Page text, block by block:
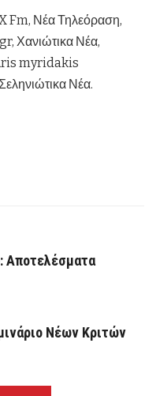
Fm, Νέα Τηλεόραση,
Χανιώτικα Νέα,
myridakis
Νέα.
Αποτελέσματα
Νέων Κριτών